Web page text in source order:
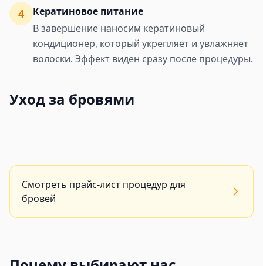
4
Кератиновое питание
В завершение наносим кератиновый
кондиционер, который укрепляет и увлажняет
волоски. Эффект виден сразу после процедуры.
Уход за бровями
Смотреть прайс-лист процедур для
бровей